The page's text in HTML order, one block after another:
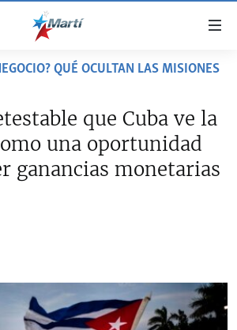
DESPUÉS
QUÉ OCULTAN LAS MISIONES
que Cuba ve la
una oportunidad
ganancias monetarias